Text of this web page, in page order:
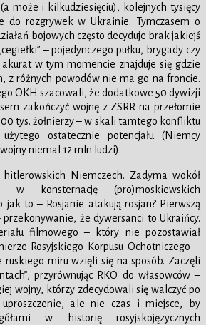
może i kilkudziesięciu), kolejnych tysięcy
do rozgrywek w Ukrainie. Tymczasem o
bojowych często decyduje brak jakiejś
– pojedynczego pułku, brygady czy
w tym momencie znajduje się gdzie
z różnych powodów nie ma go na froncie.
OKH szacowali, że dodatkowe 50 dywizji
zakończyć wojnę z ZSRR na przełomie
tys. żołnierzy – w skali tamtego konfliktu
ostatecznie potencjału (Niemcy
niemal 12 mln ludzi).
Niemczech. Zadyma wokół
w konsternację (pro)moskiewskich
jak to – Rosjanie atakują rosjan? Pierwszą
przekonywanie, że dywersanci to Ukraińcy.
filmowego – który nie pozostawiał
Rosyjskiego Korpusu Ochotniczego –
miru wzięli się na sposób. Zaczęli
przyrównując RKO do własowców –
wojny, którzy zdecydowali się walczyć po
ale nie czas i miejsce, by
w historię rosyjskojęzycznych